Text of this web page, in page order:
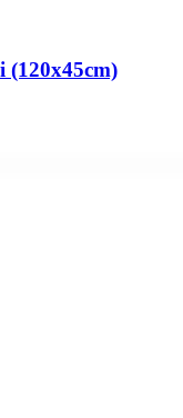
(120x45cm)